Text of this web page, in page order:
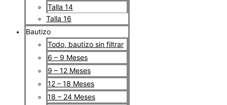
Talla 14
Talla 16
Bautizo
Todo, bautizo sin filtrar
6 – 9 Meses
9 – 12 Meses
12 – 18 Meses
18 – 24 Meses